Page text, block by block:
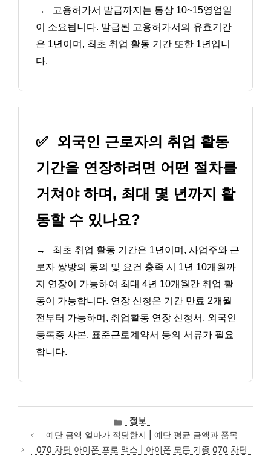
→
고용허가서 발급까지는 통상 10~15영업일
이 소요됩니다. 발급된 고용허가서의 유효기간
은 1년이며, 최초 취업 활동 기간 또한 1년입니
다.
✅
외국인 근로자의 취업 활동
기간을 연장하려면 어떤 절차를
거쳐야 하며, 최대 몇 년까지 활
동할 수 있나요?
→
최초 취업 활동 기간은 1년이며, 사업주와 근
로자 쌍방의 동의 및 요건 충족 시 1년 10개월까
지 연장이 가능하여 최대 4년 10개월간 취업 활
동이 가능합니다. 연장 신청은 기간 만료 2개월
전부터 가능하며, 취업활동 연장 신청서, 외국인
등록증 사본, 표준근로계약서 등의 서류가 필요
합니다.
카
테
고
리
정보
예단 금액 얼마가 적당한지 | 예단 평균 금액과 품목
070 차단 아이폰 프로 맥스 | 아이폰 모든 기종 070 차단